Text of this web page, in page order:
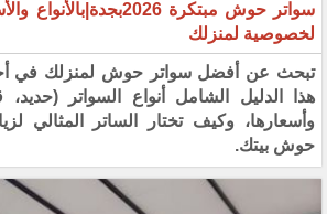
سواتر حوش مبتكرة
لخصوصية لمنزلك
تبحث عن أفضل سواتر حوش لمنزلك في
هذا الدليل الشامل أنواع السواتر
وأسعارها، وكيف تختار الساتر المثالي
حوش بيتك.